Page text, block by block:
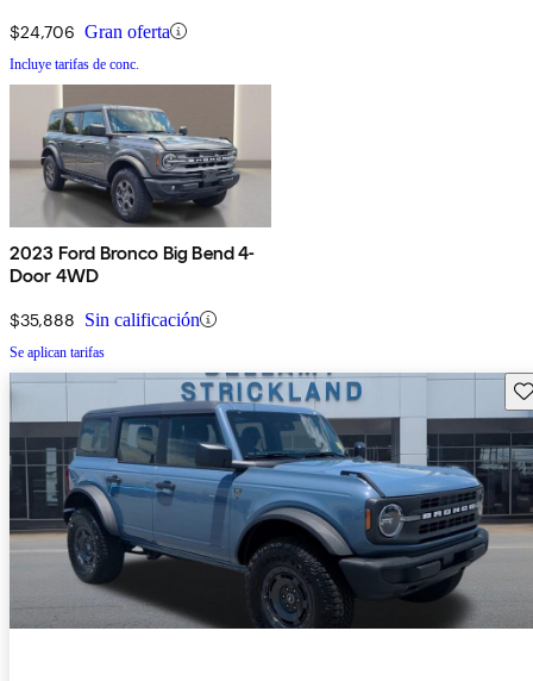
$24,706 Gran oferta
Incluye tarifas de conc.
2023 Ford Bronco Big Bend 4-
Door 4WD
$35,888 Sin calificación
Se aplican tarifas